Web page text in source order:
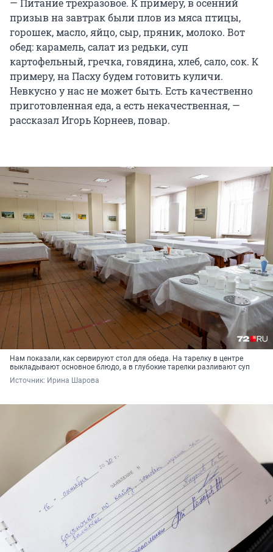
— Питание трехразовое. К примеру, в осенний
призыв на завтрак были плов из мяса птицы,
горошек, масло, яйцо, сыр, пряник, молоко. Вот
обед: карамель, салат из редьки, суп
картофельный, гречка, говядина, хлеб, сало, сок. К
примеру, на Пасху будем готовить куличи.
Невкусно у нас не может быть. Есть качественно
приготовленная еда, а есть некачественная, —
рассказал Игорь Корнеев, повар.
Нам показали, как сервируют стол для обеда. На тарелку в центре
выкладывают основное блюдо, а в глубокие тарелки разливают суп
Источник: Ирина Шарова